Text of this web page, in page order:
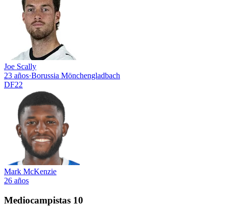
Joe Scally
23 años·Borussia Mönchengladbach
DF22
Mark McKenzie
26 años
Mediocampistas 10